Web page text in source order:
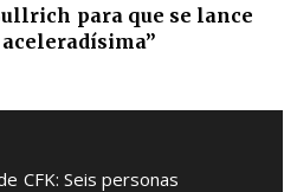
para que se lance
CFK: Seis personas